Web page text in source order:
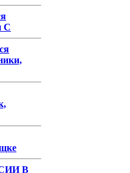
С
В